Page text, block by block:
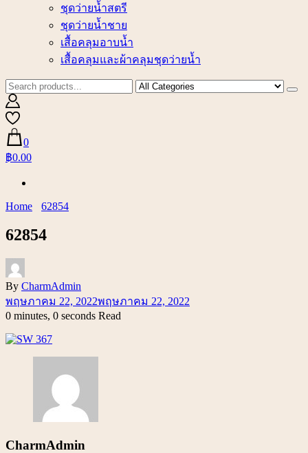
ชุดว่ายน้ำสตรี
ชุดว่ายน้ำชาย
เสื้อคลุมอาบน้ำ
เสื้อคลุมและผ้าคลุมชุดว่ายน้ำ
0
฿0.00
Home 62854
62854
By CharmAdmin
พฤษภาคม 22, 2022พฤษภาคม 22, 2022
0 minutes, 0 seconds Read
CharmAdmin